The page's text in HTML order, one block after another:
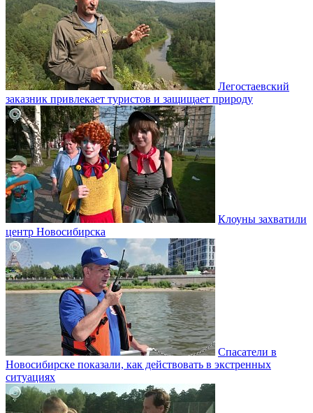
Легостаевский
заказник привлекает туристов и защищает природу
Клоуны захватили
центр Новосибирска
Спасатели в
Новосибирске показали, как действовать в экстренных
ситуациях